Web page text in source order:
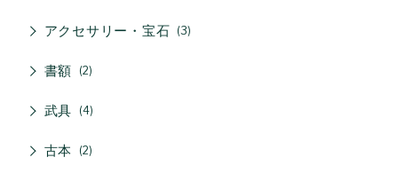
アクセサリー・宝石 3
書額 2
武具 4
古本 2